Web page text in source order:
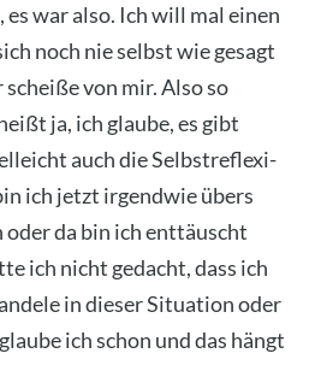
es war also. Ich will mal einen
noch nie selbst wie gesagt
von mir. Also so
ja, ich glau­be, es gibt
auch die Selbst­re­fle­xi­
ich jetzt irgend­wie übers
oder da bin ich ent­täuscht
ich nicht gedacht, dass ich
in die­ser Situa­ti­on oder
ich schon und das hängt